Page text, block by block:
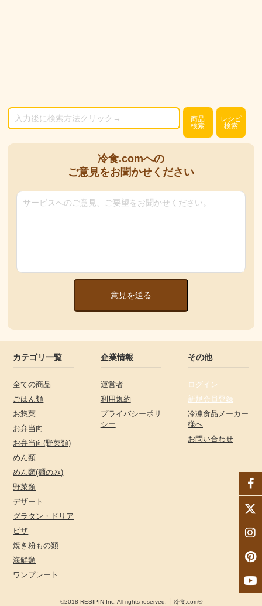
商品
検索
レシピ
検索
冷食.comへの
ご意見をお聞かせください
意見を送る
カテゴリ一覧
全ての商品
ごはん類
お惣菜
お弁当向
お弁当向(野菜類)
めん類
めん類(麺のみ)
野菜類
デザート
グラタン・ドリア
ピザ
焼き粉もの類
海鮮類
ワンプレート
企業情報
運営者
利用規約
プライバシーポリ
シー
その他
ログイン
新規会員登録
冷凍食品メーカー
様へ
お問い合わせ
©2018 RESIPIN Inc. All rights reserved. │ 冷食.com®